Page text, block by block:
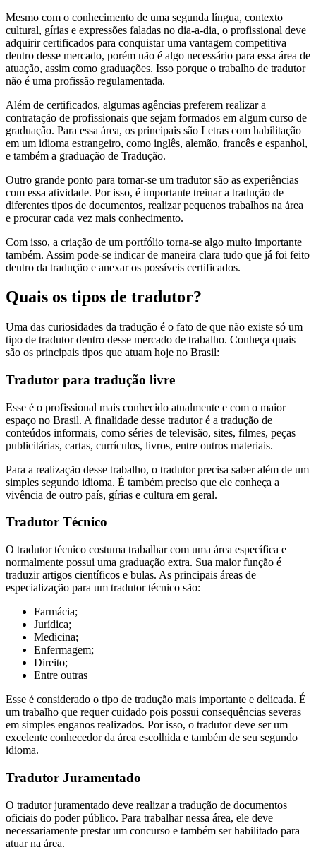
Mesmo com o conhecimento de uma segunda língua, contexto
cultural, gírias e expressões faladas no dia-a-dia, o profissional deve
adquirir certificados para conquistar uma vantagem competitiva
dentro desse mercado, porém não é algo necessário para essa área de
atuação, assim como graduações. Isso porque o trabalho de tradutor
não é uma profissão regulamentada.
Além de certificados, algumas agências preferem realizar a
contratação de profissionais que sejam formados em algum curso de
graduação. Para essa área, os principais são Letras com habilitação
em um idioma estrangeiro, como inglês, alemão, francês e espanhol,
e também a graduação de Tradução.
Outro grande ponto para tornar-se um tradutor são as experiências
com essa atividade. Por isso, é importante treinar a tradução de
diferentes tipos de documentos, realizar pequenos trabalhos na área
e procurar cada vez mais conhecimento.
Com isso, a criação de um portfólio torna-se algo muito importante
também. Assim pode-se indicar de maneira clara tudo que já foi feito
dentro da tradução e anexar os possíveis certificados.
Quais os tipos de tradutor?
Uma das curiosidades da tradução é o fato de que não existe só um
tipo de tradutor dentro desse mercado de trabalho. Conheça quais
são os principais tipos que atuam hoje no Brasil:
Tradutor para tradução livre
Esse é o profissional mais conhecido atualmente e com o maior
espaço no Brasil. A finalidade desse tradutor é a tradução de
conteúdos informais, como séries de televisão, sites, filmes, peças
publicitárias, cartas, currículos, livros, entre outros materiais.
Para a realização desse trabalho, o tradutor precisa saber além de um
simples segundo idioma. É também preciso que ele conheça a
vivência de outro país, gírias e cultura em geral.
Tradutor Técnico
O tradutor técnico costuma trabalhar com uma área específica e
normalmente possui uma graduação extra. Sua maior função é
traduzir artigos científicos e bulas. As principais áreas de
especialização para um tradutor técnico são:
Farmácia;
Jurídica;
Medicina;
Enfermagem;
Direito;
Entre outras
Esse é considerado o tipo de tradução mais importante e delicada. É
um trabalho que requer cuidado pois possui consequências severas
em simples enganos realizados. Por isso, o tradutor deve ser um
excelente conhecedor da área escolhida e também de seu segundo
idioma.
Tradutor Juramentado
O tradutor juramentado deve realizar a tradução de documentos
oficiais do poder público. Para trabalhar nessa área, ele deve
necessariamente prestar um concurso e também ser habilitado para
atuar na área.